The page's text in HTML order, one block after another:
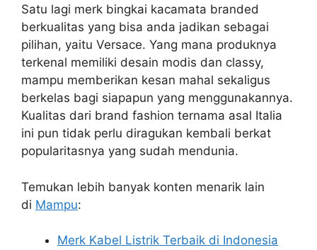
Satu lagi merk bingkai kacamata branded
berkualitas yang bisa anda jadikan sebagai
pilihan, yaitu Versace. Yang mana produknya
terkenal memiliki desain modis dan classy,
mampu memberikan kesan mahal sekaligus
berkelas bagi siapapun yang menggunakannya.
Kualitas dari brand fashion ternama asal Italia
ini pun tidak perlu diragukan kembali berkat
popularitasnya yang sudah mendunia.
Temukan lebih banyak konten menarik lain
di Mampu:
Merk Kabel Listrik Terbaik di Indonesia